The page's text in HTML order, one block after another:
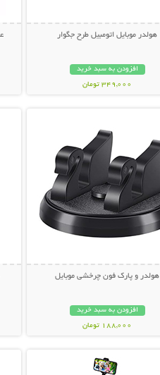
هولدر موبایل اتومبیل طرح جگوار
افزودن به سبد خرید
349,000 تومان
هولدر و پارک فون چرخشی موبایل
افزودن به سبد خرید
188,000 تومان